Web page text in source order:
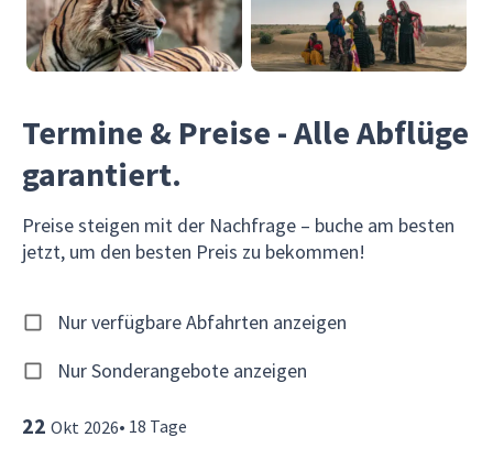
Termine & Preise - Alle Abflüge
garantiert.
Preise steigen mit der Nachfrage – buche am besten
jetzt, um den besten Preis zu bekommen!
Nur verfügbare Abfahrten anzeigen
Nur Sonderangebote anzeigen
22 Okt 2026• 18 Tage